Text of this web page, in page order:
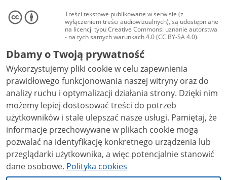
Treści tekstowe publikowane w serwisie (z
wyłączeniem treści audiowizualnych), są udostępniane
na licencji typu Creative Commons: uznanie autorstwa
- na tych samych warunkach 4.0 (CC BY-SA 4.0).
Materiały audiowizualne, w tym zdjęcia, materiały
audio i wideo, są udostępniane na licencji typu
Creative Commons: uznanie autorstwa użycie
niekomercyjne - bez utworów zależnych 4.0 (CC BY-
NC-ND 4.0), o ile nie jest to stwierdzone inaczej.
Dbamy o Twoją prywatność
Wykorzystujemy pliki cookie w celu zapewnienia
prawidłowego funkcjonowania naszej witryny oraz do
analizy ruchu i optymalizacji działania strony. Dzięki nim
możemy lepiej dostosować treści do potrzeb
użytkowników i stale ulepszać nasze usługi. Pamiętaj, że
informacje przechowywane w plikach cookie mogą
pozwalać na identyfikację konkretnego urządzenia lub
przeglądarki użytkownika, a więc potencjalnie stanowić
dane osobowe. Polityka cookies